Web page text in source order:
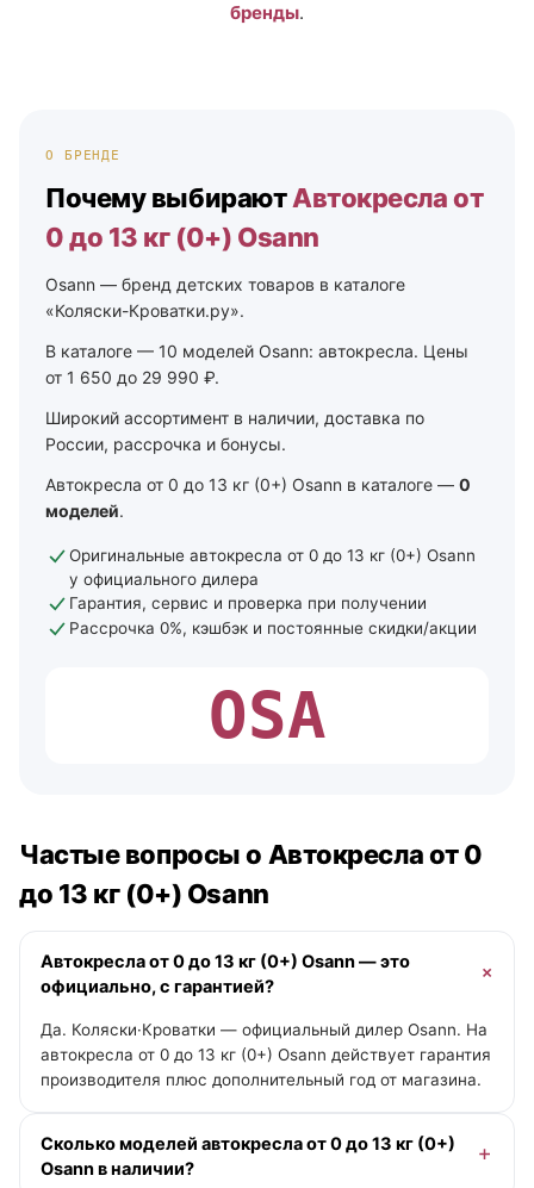
бренды.
О БРЕНДЕ
Почему выбираютАвтокресла от
0 до 13 кг (0+) Osann
Osann — бренд детских товаров в каталоге
«Коляски-Кроватки.ру».
В каталоге — 10 моделей Osann: автокресла. Цены
от 1 650 до 29 990 ₽.
Широкий ассортимент в наличии, доставка по
России, рассрочка и бонусы.
Автокресла от 0 до 13 кг (0+) Osann в каталоге — 0
моделей.
Оригинальные автокресла от 0 до 13 кг (0+) Osann
у официального дилера
Гарантия, сервис и проверка при получении
Рассрочка 0%, кэшбэк и постоянные скидки/акции
OSA
Частые вопросы о Автокресла от 0
до 13 кг (0+) Osann
Автокресла от 0 до 13 кг (0+) Osann — это
официально, с гарантией?
Да. Коляски·Кроватки — официальный дилер Osann. На
автокресла от 0 до 13 кг (0+) Osann действует гарантия
производителя плюс дополнительный год от магазина.
Сколько моделей автокресла от 0 до 13 кг (0+)
Osann в наличии?